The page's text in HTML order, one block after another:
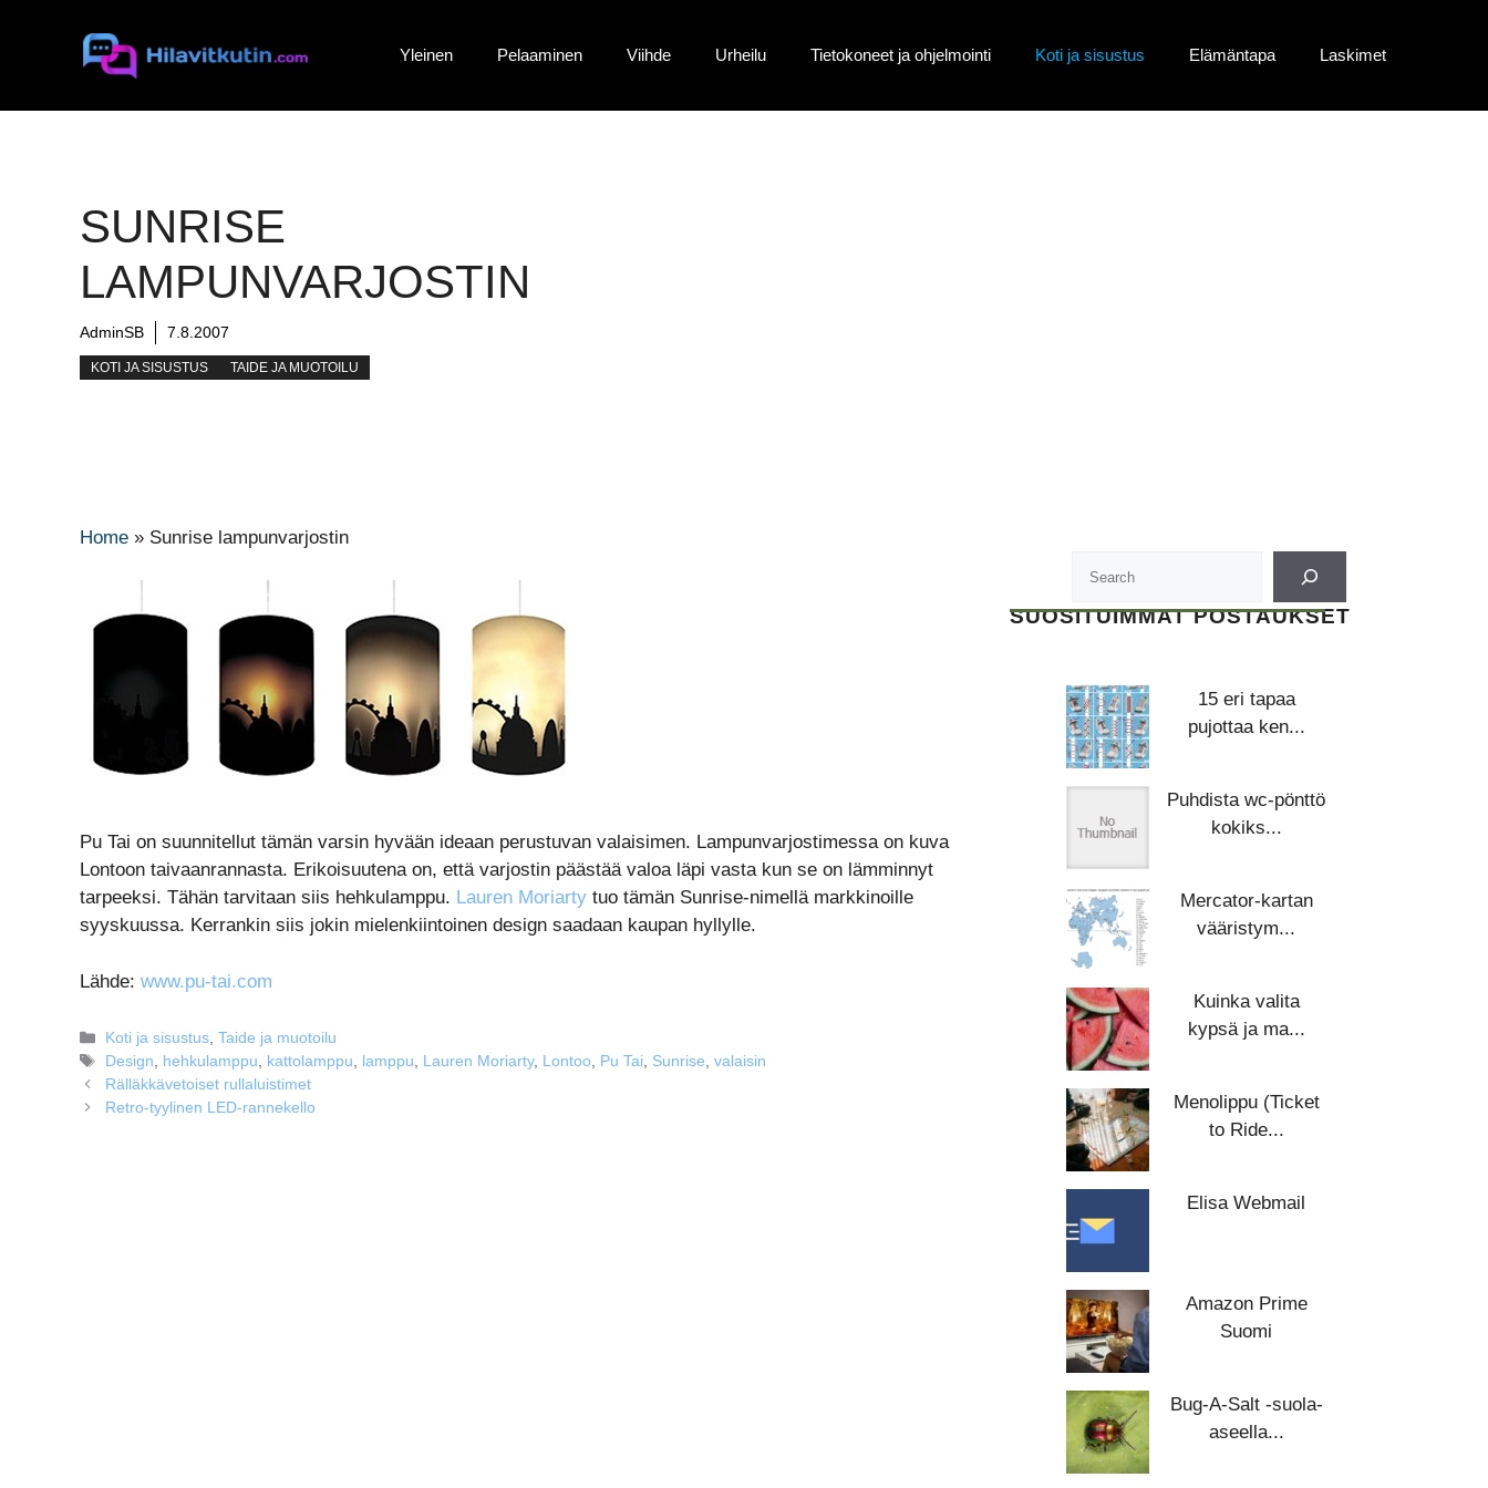
Yleinen Pelaaminen Viihde Urheilu Tietokoneet ja ohjelmointi Koti ja sisustus Elämäntapa Laskimet
SUNRISE
LAMPUNVARJOSTIN
AdminSB 7.8.2007
KOTI JA SISUSTUS TAIDE JA MUOTOILU
Home » Sunrise lampunvarjostin
Pu Tai on suunnitellut tämän varsin hyvään ideaan perustuvan valaisimen. Lampunvarjostimessa on kuva
Lontoon taivaanrannasta. Erikoisuutena on, että varjostin päästää valoa läpi vasta kun se on lämminnyt
tarpeeksi. Tähän tarvitaan siis hehkulamppu. Lauren Moriarty tuo tämän Sunrise-nimellä markkinoille
syyskuussa. Kerrankin siis jokin mielenkiintoinen design saadaan kaupan hyllylle.
Lähde: www.pu-tai.com
Kategoriat
Koti ja sisustus,Taide ja muotoilu
Avainsanat
Design, hehkulamppu, kattolamppu, lamppu, Lauren Moriarty, Lontoo, Pu Tai, Sunrise,valaisin
Rälläkkävetoiset rullaluistimet
Retro-tyylinen LED-rannekello
SUOSITUIMMAT POSTAUKSET
15 eri tapaa
pujottaa ken...
Puhdista wc-pönttö
kokiks...
Mercator-kartan
vääristym...
Kuinka valita
kypsä ja ma...
Menolippu (Ticket
to Ride...
Elisa Webmail
Amazon Prime
Suomi
Bug-A-Salt -suola-
aseella...